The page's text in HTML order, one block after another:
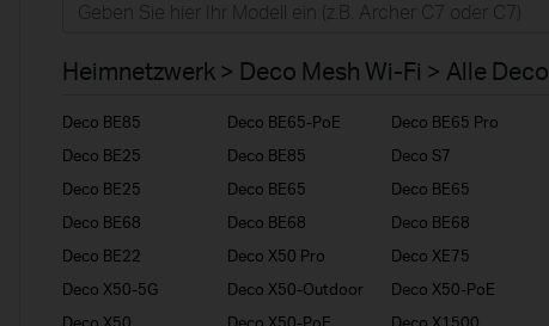
Geschäftskunden
Heimnetzwerk > Deco Mesh Wi-Fi > Alle Deco
Deco BE85 Deco BE65-PoE Deco BE65 Pro
Deco BE25
Deco BE85 Deco S7
Deco BE25
Deco BE65 Deco BE65
Deco BE68
Deco BE68 Deco BE68
Deco BE22
Deco X50 Pro Deco XE75
Deco X50-5G
Deco X50-Outdoor Deco X50-PoE
Deco X50
Deco X50-PoE Deco X1500